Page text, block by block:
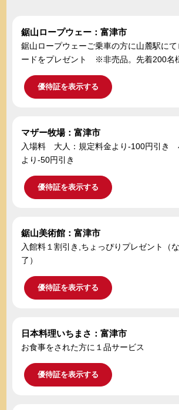
鋸山ロープウェー：富津市
鋸山ロープウェーご乗車の方に山麓駅に
ードをプレゼント ※非売品。先着200名
優待証を表示する
マザー牧場：富津市
入場料 大人：規定料金より-100円引き
より-50円引き
優待証を表示する
鋸山美術館：富津市
入館料１割引き,ちょっぴりプレゼント（
了）
優待証を表示する
日本料理いちまさ：富津市
お食事をされた方に１品サービス
優待証を表示する